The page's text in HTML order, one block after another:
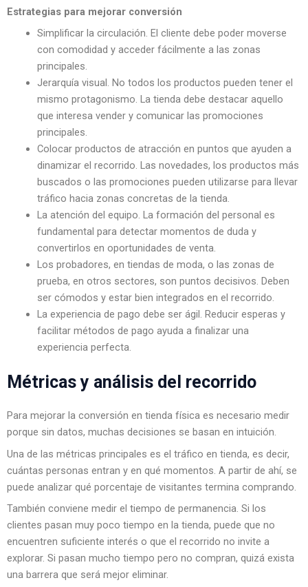
Estrategias para mejorar conversión
Simplificar la circulación. El cliente debe poder moverse
con comodidad y acceder fácilmente a las zonas
principales.
Jerarquía visual. No todos los productos pueden tener el
mismo protagonismo. La tienda debe destacar aquello
que interesa vender y comunicar las promociones
principales.
Colocar productos de atracción en puntos que ayuden a
dinamizar el recorrido. Las novedades, los productos más
buscados o las promociones pueden utilizarse para llevar
tráfico hacia zonas concretas de la tienda.
La atención del equipo. La formación del personal es
fundamental para detectar momentos de duda y
convertirlos en oportunidades de venta.
Los probadores, en tiendas de moda, o las zonas de
prueba, en otros sectores, son puntos decisivos. Deben
ser cómodos y estar bien integrados en el recorrido.
La experiencia de pago debe ser ágil. Reducir esperas y
facilitar métodos de pago ayuda a finalizar una
experiencia perfecta.
Métricas y análisis del recorrido
Para mejorar la conversión en tienda física es necesario medir
porque sin datos, muchas decisiones se basan en intuición.
Una de las métricas principales es el tráfico en tienda, es decir,
cuántas personas entran y en qué momentos. A partir de ahí, se
puede analizar qué porcentaje de visitantes termina comprando.
También conviene medir el tiempo de permanencia. Si los
clientes pasan muy poco tiempo en la tienda, puede que no
encuentren suficiente interés o que el recorrido no invite a
explorar. Si pasan mucho tiempo pero no compran, quizá exista
una barrera que será mejor eliminar.